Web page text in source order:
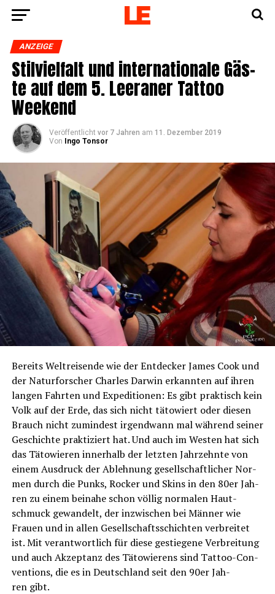
ANZEIGE
Stil­viel­falt und inter­na­tio­na­le Gäs­
te auf dem 5. Leera­ner Tat­too
Weekend
Veröffentlicht vor 7 Jahren am 11. Dezember 2019
Von
Ingo Tonsor
Bereits Welt­rei­sen­de wie der Ent­de­cker James Cook und
der Natur­for­scher Charles Dar­win erkann­ten auf ihren
lan­gen Fahr­ten und Expe­di­tio­nen: Es gibt prak­tisch kein
Volk auf der Erde, das sich nicht täto­wiert oder die­sen
Brauch nicht zumin­dest irgend­wann mal wäh­rend sei­ner
Geschich­te prak­ti­ziert hat. Und auch im Wes­ten hat sich
das Täto­wie­ren inner­halb der letz­ten Jahr­zehn­te von
einem Aus­druck der Ableh­nung gesell­schaft­li­cher Nor­
men durch die Punks, Rocker und Skins in den 80er Jah­
ren zu einem bei­na­he schon völ­lig nor­ma­len Haut­
schmuck gewan­delt, der inzwi­schen bei Män­ner wie
Frau­en und in allen Gesell­schafts­schich­ten ver­brei­tet
ist. Mit ver­ant­wort­lich für die­se gestie­ge­ne Ver­brei­tung
und auch Akzep­tanz des Täto­wie­rens sind Tat­too-Con­
ven­ti­ons, die es in Deutsch­land seit den 90er Jah­
ren gibt.